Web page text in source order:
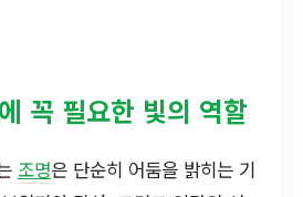
꼭 필요한 빛의 역할
조명은 단순히 어둠을 밝히는 기